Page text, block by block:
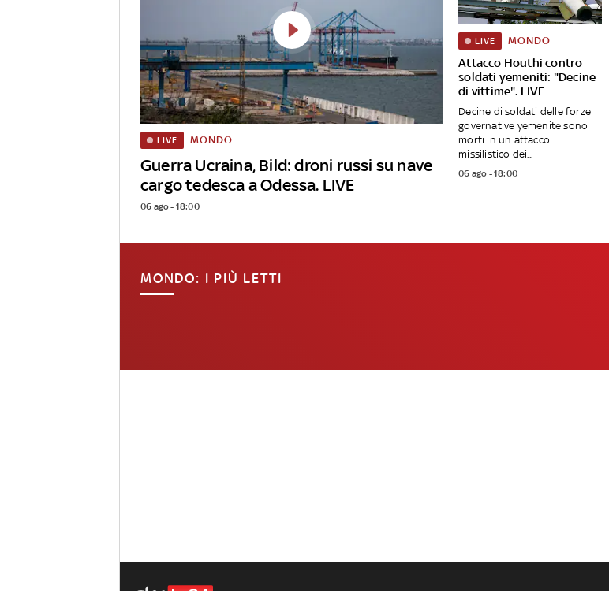
Guerra Ucraina, Bild: droni russi su nave
cargo tedesca a Odessa. LIVE
LIVE MONDO
06 ago - 18:00
Attacco Houthi contro
soldati yemeniti: "Decine
di vittime". LIVE
LIVE MONDO
Decine di soldati delle forze
governative yemenite sono
morti in un attacco
missilistico dei...
06 ago - 18:00
MONDO: I PIÙ LETTI